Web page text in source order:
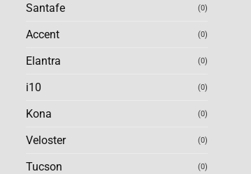
Santafe (0)
Accent (0)
Elantra (0)
i10 (0)
Kona (0)
Veloster (0)
Tucson (0)